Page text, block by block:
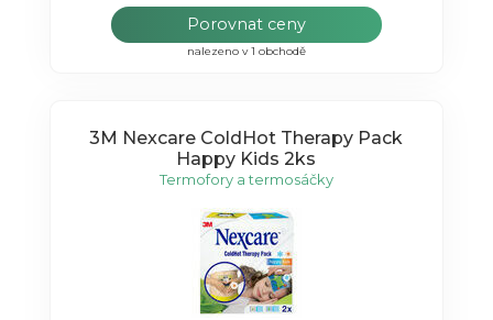
Porovnat ceny
nalezeno v 1 obchodě
3M Nexcare ColdHot Therapy Pack
Happy Kids 2ks
Termofory a termosáčky